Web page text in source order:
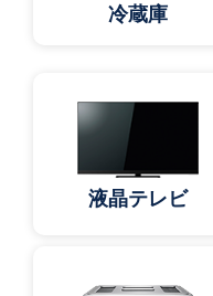
冷蔵庫
液晶テレビ